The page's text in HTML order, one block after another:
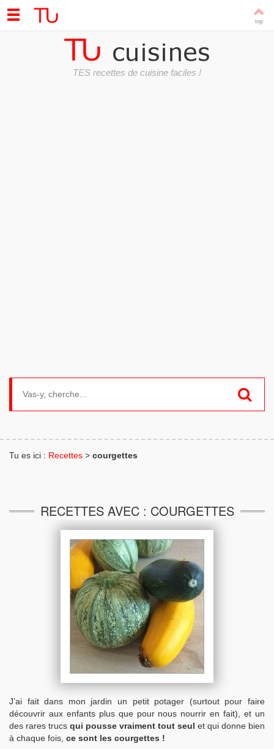
TES recettes de cuisine faciles !
Tu es ici : Recettes > courgettes
RECETTES AVEC : COURGETTES
J’ai fait dans mon jardin un petit potager (surtout pour faire
découvrir aux enfants plus que pour nous nourrir en fait), et un
des rares trucs qui pousse vraiment tout seul et qui donne bien
à chaque fois, ce sont les courgettes !